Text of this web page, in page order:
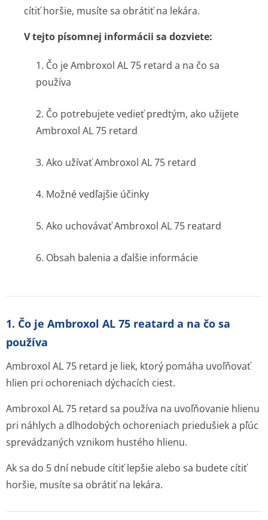
cítiť horšie, musíte sa obrátiť na lekára.
V tejto písomnej informácii sa dozviete:
1. Čo je Ambroxol AL 75 retard a na čo sa
používa
2. Čo potrebujete vedieť predtým, ako užijete
Ambroxol AL 75 retard
3. Ako užívať Ambroxol AL 75 retard
4. Možné vedľajšie účinky
5. Ako uchovávať Ambroxol AL 75 reatard
6. Obsah balenia a ďalšie informácie
1. Čo je Ambroxol AL 75 reatard a na čo sa
používa
Ambroxol AL 75 retard je liek, ktorý pomáha uvoľňovať
hlien pri ochoreniach dýchacích ciest.
Ambroxol AL 75 retard sa používa na uvoľňovanie hlienu
pri náhlych a dlhodobých ochoreniach priedušiek a pľúc
sprevádzaných vznikom hustého hlienu.
Ak sa do 5 dní nebude cítiť lepšie alebo sa budete cítiť
horšie, musíte sa obrátiť na lekára.